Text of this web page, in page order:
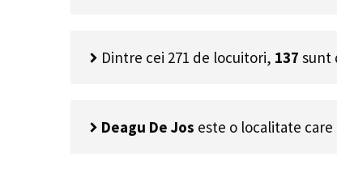
Dintre cei 271 de locuitori, 137 sunt
Deagu De Jos este o localitate